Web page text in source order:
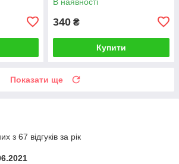
340 ₴
Купити
Показати ще
з 67 відгуків за рік